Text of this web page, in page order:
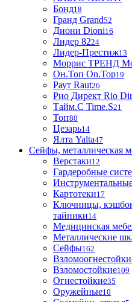
Бонд18
Гранд Grand52
Диони Dioni16
Лидер 8224
Лидер-Престиж13
Моррис ТРЕНД
Он.Топ On.Top19
Раут Raut26
Рио Директ Rio
Тайм.С Time.S21
Torr80
Цезарь14
Ялта Yalta47
Сейфы, металлическая
Верстаки12
Гардеробные
Картотеки17
Ключницы,
тайники14
Медицинская
Металлические
Сейфы162
Взломостойкие109
Огнестойкие35
Оружейные10